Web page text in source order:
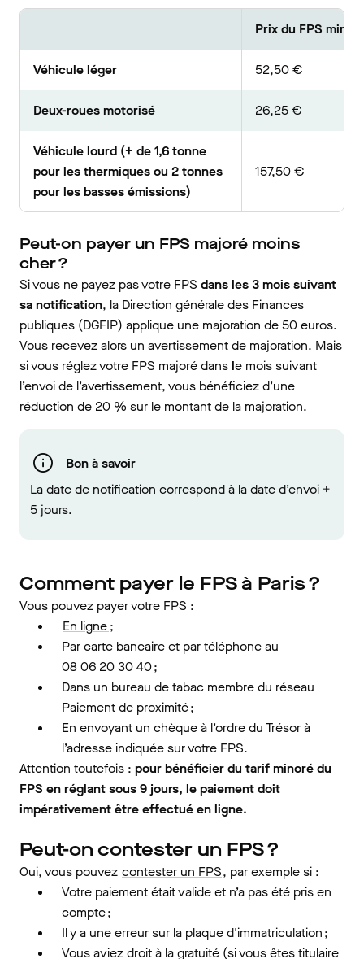
Prix du FPS
Véhicule léger 52,50 €
Deux-roues motorisé 26,25 €
Véhicule lourd (+ de 1,6 tonne
pour les thermiques ou 2 tonnes
pour les basses émissions)
157,50 €
Peut-on payer un FPS majoré moins
cher ?
Si vous ne payez pas votre FPS dans les 3 mois suivant
sa notification, la Direction générale des Finances
publiques (DGFIP) applique une majoration de 50 euros.
Vous recevez alors un avertissement de majoration. Mais
si vous réglez votre FPS majoré dansle mois suivant
l’envoi de l’avertissement, vous bénéficiez d’une
réduction de 20 % sur le montant de la majoration.
Bon à savoir
La date de notification correspond à la date d’envoi +
5 jours.
Comment payer le FPS à Paris ?
Vous pouvez payer votre FPS :
En ligne;
Par carte bancaire et par téléphone au
08 06 20 30 40 ;
Dans un bureau de tabac membre du réseau
Paiement de proximité ;
En envoyant un chèque à l’ordre du Trésor à
l’adresse indiquée sur votre FPS.
Attention toutefois : pour bénéficier du tarif minoré du
FPS en réglant sous 9 jours, le paiement doit
impérativement être effectué en ligne.
Peut-on contester un FPS ?
Oui, vous pouvez contester un FPS, par exemple si :
Votre paiement était valide et n’a pas été pris en
compte ;
Il y a une erreur sur la plaque d'immatriculation ;
Vous aviez droit à la gratuité (si vous êtes titulaire